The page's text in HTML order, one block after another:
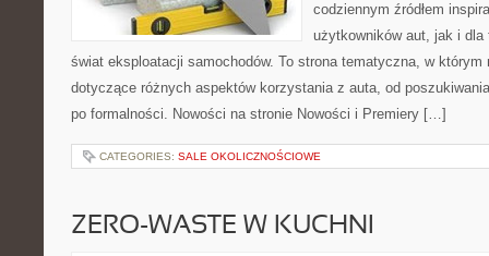
codziennym źródłem
użytkowników aut, jak i
świat eksploatacji samochodów. To strona tematyczna, w którym
dotyczące różnych aspektów korzystania z auta, od
po formalności. Nowości na stronie Nowości i Premiery […]
CATEGORIES: SALE OKOLICZNOŚCIOWE
ZERO-WASTE W KUCHNI